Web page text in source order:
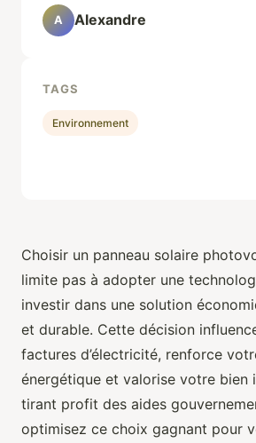
Choisir un panneau solaire
limite pas à adopter une
investir dans une solution
et durable. Cette décision
factures d’électricité, renforce
énergétique et valorise votre bien
tirant profit des aides
optimisez ce choix gagnant pour
A Alexandre
TAGS
Environnement